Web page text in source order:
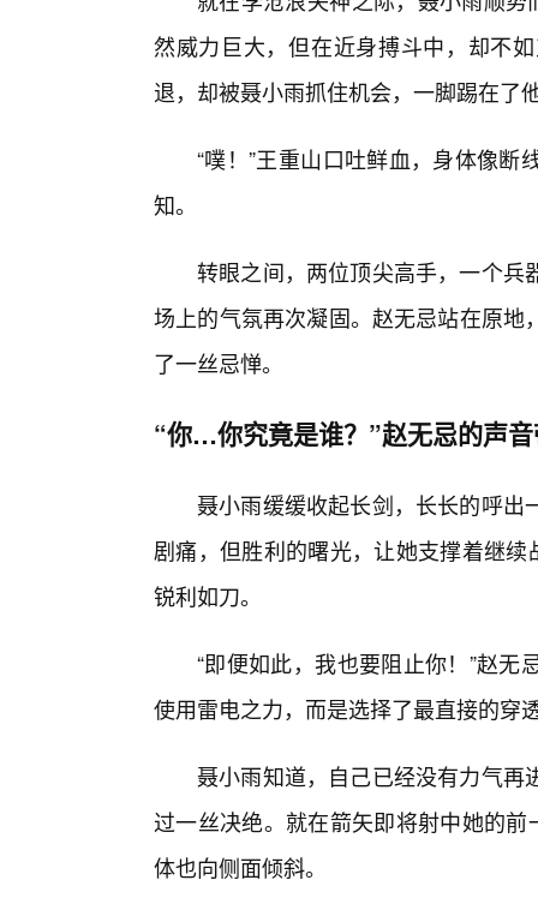
然威力巨大，但在近身搏斗中，却不
退，却被聂小雨抓住机会，一脚踢在了
“噗！”王重山口吐鲜血，身体像
知。
转眼之间，两位顶尖高手，一个兵
场上的气氛再次凝固。赵无忌站在原
了一丝忌惮。
“你…你究竟是谁？”赵无忌的声
聂小雨缓缓收起长剑，长长的呼出
剧痛，但胜利的曙光，让她支撑着继
锐利如刀。
“即便如此，我也要阻止你！”赵
使用雷电之力，而是选择了最直接的穿
聂小雨知道，自己已经没有力气再
过一丝决绝。就在箭矢即将射中她的
体也向侧面倾斜。